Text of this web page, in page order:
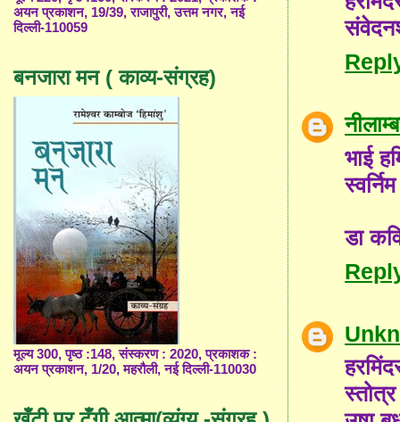
भाई
डा
अयन प्रकाशन, 19/39, राजापुरी, उत्तम नगर, नई
दिल्ली-110059
बनजारा मन ( काव्य-संग्रह)
मूल्य 300, पृष्ठ :148, संस्करण : 2020, प्रकाशक :
अयन प्रकाशन, 1/20, महरौली, नई दिल्ली-110030